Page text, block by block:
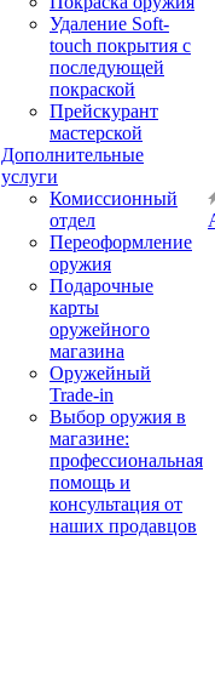
Удаление Soft-
touch покрытия с
последующей
покраской
Прейскурант
мастерской
Дополнительные
услуги
Комиссионный
отдел
Переоформление
оружия
Подарочные
карты
оружейного
магазина
Оружейный
Trade-in
Выбор оружия в
магазине:
профессиональная
помощь и
консультация от
наших продавцов